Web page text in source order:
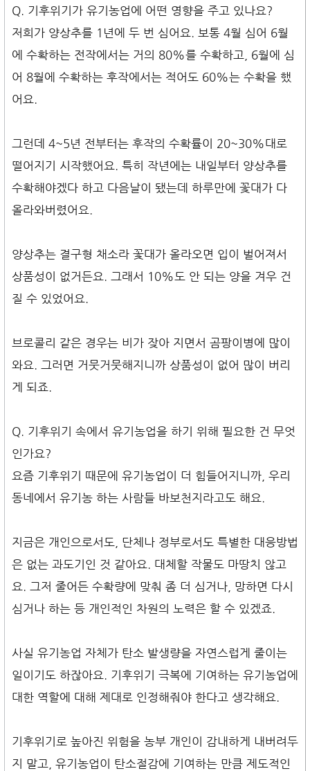
Q. 기후위기가 유기농업에 어떤 영향을 주고 있나요?
저희가 양상추를 1년에 두 번 심어요. 보통 4월 심어 6월
에 수확하는 전작에서는 거의 80%를 수확하고, 6월에 심
어 8월에 수확하는 후작에서는 적어도 60%는 수확을 했
어요.
그런데 4~5년 전부터는 후작의 수확률이 20~30%대로
떨어지기 시작했어요. 특히 작년에는 내일부터 양상추를
수확해야겠다 하고 다음날이 됐는데 하루만에 꽃대가 다
올라와버렸어요.
양상추는 결구형 채소라 꽃대가 올라오면 입이 벌어져서
상품성이 없거든요. 그래서 10%도 안 되는 양을 겨우 건
질 수 있었어요.
브로콜리 같은 경우는 비가 잦아 지면서 곰팡이병에 많이
와요. 그러면 거뭇거뭇해지니까 상품성이 없어 많이 버리
게 되죠.
Q. 기후위기 속에서 유기농업을 하기 위해 필요한 건 무엇
인가요?
요즘 기후위기 때문에 유기농업이 더 힘들어지니까, 우리
동네에서 유기농 하는 사람들 바보천지라고도 해요.
지금은 개인으로서도, 단체나 정부로서도 특별한 대응방법
은 없는 과도기인 것 같아요. 대체할 작물도 마땅치 않고
요. 그저 줄어든 수확량에 맞춰 좀 더 심거나, 망하면 다시
심거나 하는 등 개인적인 차원의 노력은 할 수 있겠죠.
사실 유기농업 자체가 탄소 발생량을 자연스럽게 줄이는
일이기도 하잖아요. 기후위기 극복에 기여하는 유기농업에
대한 역할에 대해 제대로 인정해줘야 한다고 생각해요.
기후위기로 높아진 위험을 농부 개인이 감내하게 내버려두
지 말고, 유기농업이 탄소절감에 기여하는 만큼 제도적인